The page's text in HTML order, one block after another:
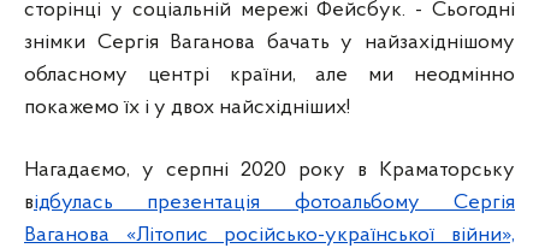
сторінці у соціальній мережі Фейсбук. - Сьогодні
знімки Сергія Ваганова бачать у найзахіднішому
обласному центрі країни, але ми неодмінно
покажемо їх і у двох найсхідніших!
Нагадаємо, у серпні 2020 року в Краматорську
відбулась презентація фотоальбому Сергія
Ваганова «Літопис російсько-української війни»,